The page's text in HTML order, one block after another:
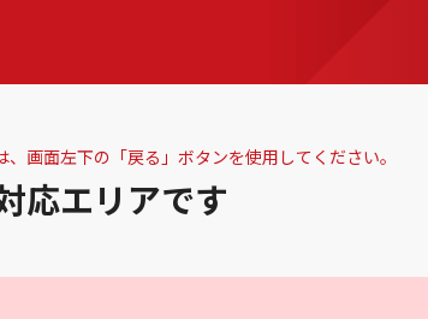
画面左下の「戻る」ボタンを使用してください。
応エリアです